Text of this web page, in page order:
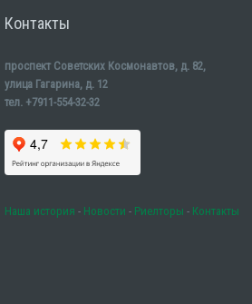
Контакты
проспект Советских Космонавтов, д. 82,
улица Гагарина, д. 12
тел. +7911-554-32-32
Наша история - Новости - Риелторы - Контакты